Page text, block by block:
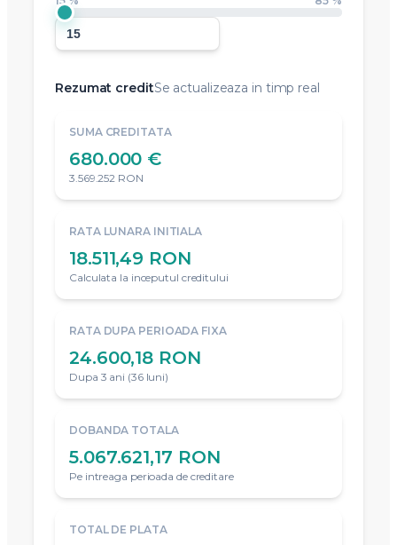
Durata credit
Avans ( 120.000 €
Minim15 %si maxim 85% din valoarea locuintei
15 % 85 %
Rezumat creditSe actualizeaza in timp real
SUMA CREDITATA
680.000 €
3.569.252 RON
RATA LUNARA INITIALA
18.511,49 RON
Calculata la inceputul creditului
RATA DUPA PERIOADA FIXA